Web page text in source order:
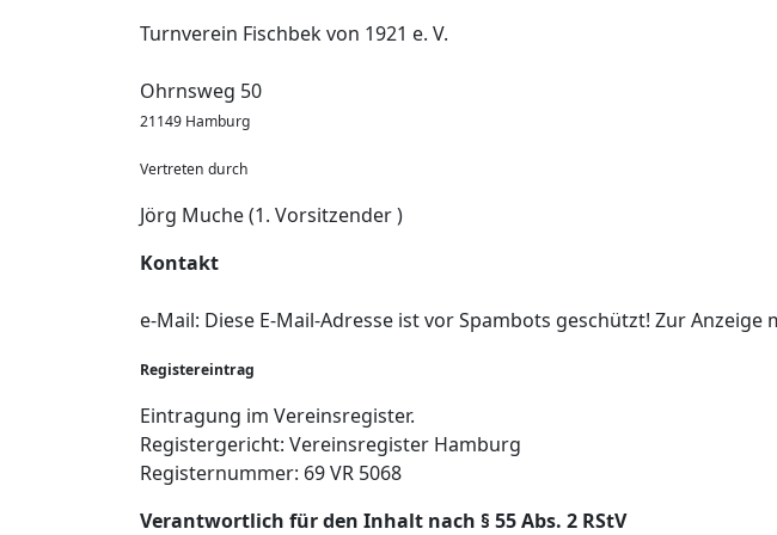
Turnverein Fischbek von 1921 e. V.
Ohrnsweg 50
21149 Hamburg
Vertreten durch
Jörg Muche (1. Vorsitzender )
Kontakt
e-Mail: Diese E-Mail-Adresse ist vor Spambots geschützt! Zur Anzeige
Registereintrag
Eintragung im Vereinsregister.
Registergericht: Vereinsregister Hamburg
Registernummer: 69 VR 5068
Verantwortlich für den Inhalt nach § 55 Abs. 2 RStV